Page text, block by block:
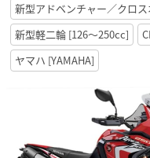
新型アドベンチャー／クロ
新型軽二輪 [126〜250cc]
ヤマハ [YAMAHA]